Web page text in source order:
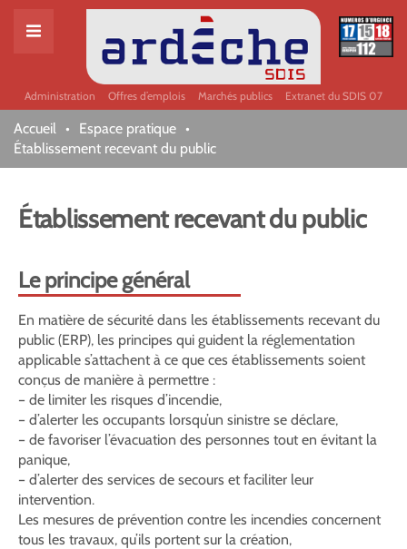
Administration Offres d’emplois Marchés publics Extranet du SDIS 07
Accueil
Espace pratique
Établissement recevant du public
Établissement recevant du public
Le principe général
En matière de sécurité dans les établissements recevant du
public (ERP), les principes qui guident la réglementation
applicable s’attachent à ce que ces établissements soient
conçus de manière à permettre :
– de limiter les risques d’incendie,
– d’alerter les occupants lorsqu’un sinistre se déclare,
– de favoriser l’évacuation des personnes tout en évitant la
panique,
– d’alerter des services de secours et faciliter leur
intervention.
Les mesures de prévention contre les incendies concernent
tous les travaux, qu’ils portent sur la création,